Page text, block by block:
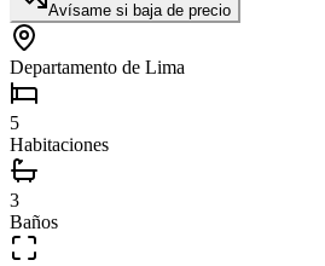
Avísame si baja de precio
Departamento de Lima
5
Habitaciones
3
Baños